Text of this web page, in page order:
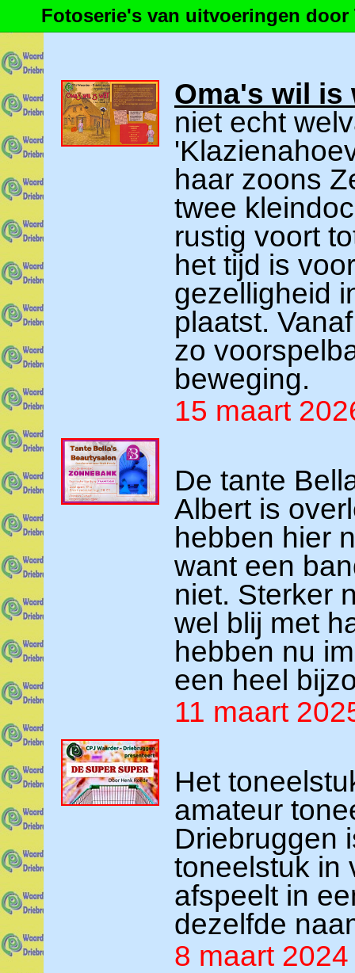
Fotoserie's van uitvoeringen door
Oma's wil is
niet echt
haar zoons
twee
rustig voort
het tijd is
gezelligheid
plaatst.
zo
beweging.
15 maart
De tante
Albert is
hebben hier
want een
niet. Sterker
wel blij met
hebben nu
een heel
11 maart
Het
amateur
Driebruggen
toneelstuk in
afspeelt in
dezelfde
8 maart